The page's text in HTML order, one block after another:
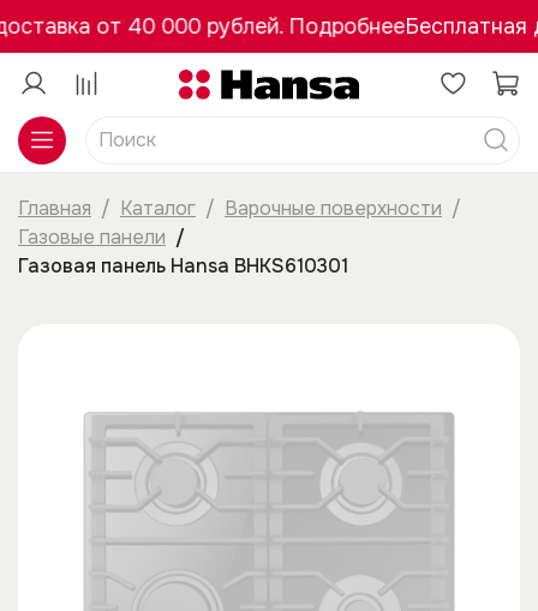
от 40 000 рублей. ПодробнееБесплатная
Главная Каталог
Варочные поверхности
Газовые панели
Газовая панель Hansa BHKS610301